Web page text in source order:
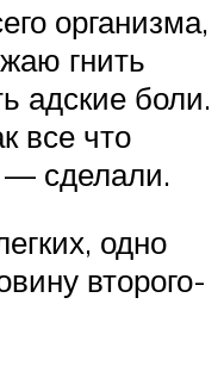
организма,
гнить
адские боли.
все что
— сделали.
одно
второго-